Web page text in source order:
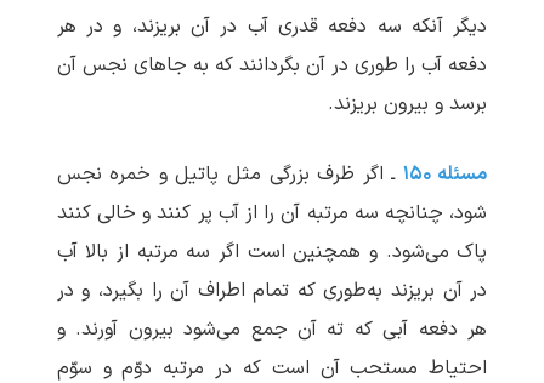
دیگر آنکه سه دفعه قدری آب در آن بریزند، و در هر
دفعه آب را طوری در آن بگردانند که به جاهای نجس آن
برسد و بیرون بریزند.
مسئله ۱۵۰
ـ اگر ظرف بزرگی مثل پاتیل و خمره نجس
شود، چنانچه سه مرتبه آن را از آب پر کنند و خالی کنند
پاک می‌شود. و همچنین است اگر سه مرتبه از بالا آب
در آن بریزند به‌طوری که تمام اطراف آن را بگیرد، و در
هر دفعه آبی که ته آن جمع می‌شود بیرون آورند. و
احتیاط مستحب آن است که در مرتبه دوّم و سوّم